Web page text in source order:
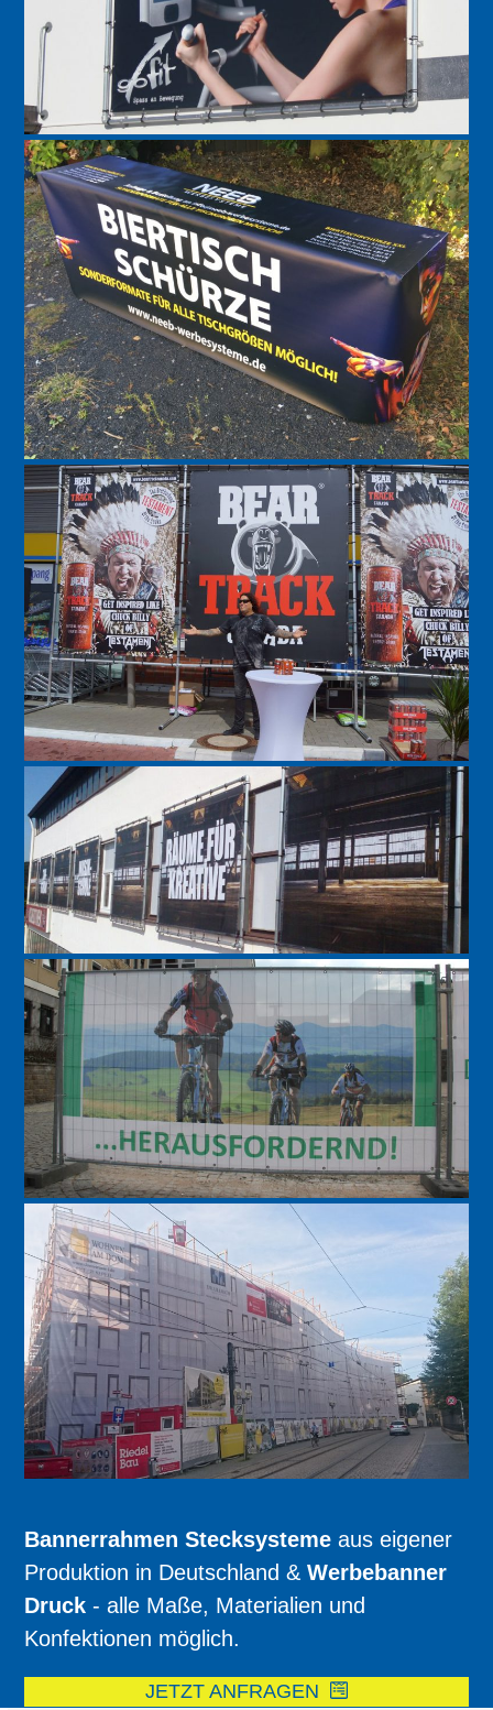
Bannerrahmen Stecksysteme aus eigener
Produktion in Deutschland &Werbebanner
Druck - alle Maße, Materialien und
Konfektionen möglich.
JETZT ANFRAGEN